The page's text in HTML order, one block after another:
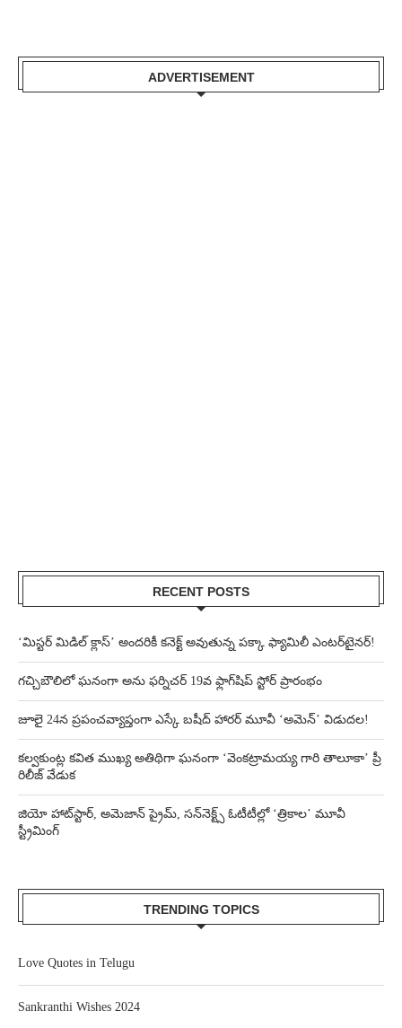
ADVERTISEMENT
RECENT POSTS
‘మిస్టర్ మిడిల్ క్లాస్’ అందరికీ కనెక్ట్ అవుతున్న పక్కా ఫ్యామిలీ ఎంటర్‌టైనర్!
గచ్చిబౌలిలో ఘనంగా అను ఫర్నిచర్ 19వ ఫ్లాగ్‌షిప్ స్టోర్ ప్రారంభం
జూలై 24న ప్రపంచవ్యాప్తంగా ఎస్కే బషీద్‌ హారర్ మూవీ ‘అమెన్’ విడుదల!
కల్వకుంట్ల కవిత ముఖ్య అతిథిగా ఘనంగా ‘వెంకట్రామయ్య గారి తాలూకా’ ప్రీ
రిలీజ్ వేడుక
జియో హాట్‌స్టార్, అమెజాన్ ప్రైమ్, సన్‌నెక్ట్స్ ఓటీటీల్లో ‘త్రికాల’ మూవీ
స్ట్రీమింగ్
TRENDING TOPICS
Love Quotes in Telugu
Sankranthi Wishes 2024